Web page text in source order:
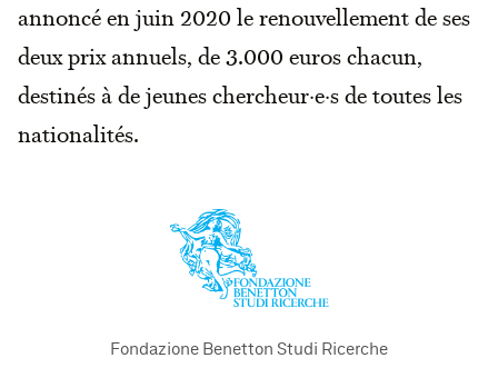
annoncé en juin 2020 le renouvellement de ses
deux prix annuels, de 3.000 euros chacun,
destinés à de jeunes chercheur·e·s de toutes les
nationalités.
Fondazione Benetton Studi Ricerche